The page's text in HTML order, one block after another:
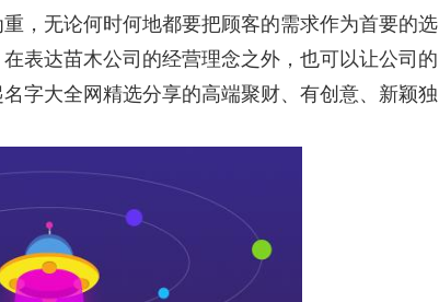
，无论何时何地都要把顾客的需求作为首要的选
表达苗木公司的经营理念之外，也可以让公司的
字大全网精选分享的高端聚财、有创意、新颖独